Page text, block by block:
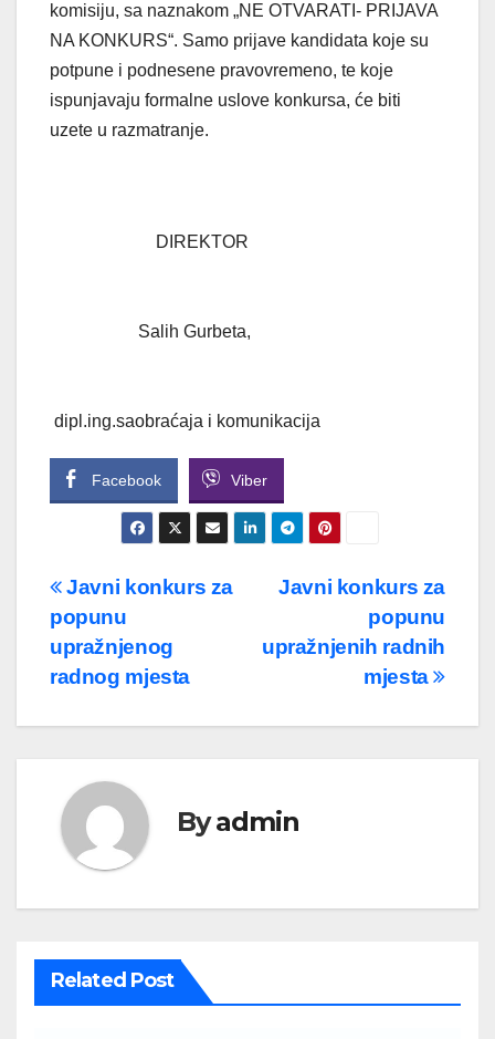
komisiju, sa naznakom „NE OTVARATI- PRIJAVA
NA KONKURS“. Samo prijave kandidata koje su
potpune i podnesene pravovremeno, te koje
ispunjavaju formalne uslove konkursa, će biti
uzete u razmatranje.
DIREKTOR
Salih Gurbeta,
dipl.ing.saobraćaja i komunikacija
Facebook Viber
Navigacija
članaka
Javni konkurs za
popunu
upražnjenih radnih
mjesta
Javni konkurs za
popunu
upražnjenog
radnog mjesta
Byadmin
Related Post